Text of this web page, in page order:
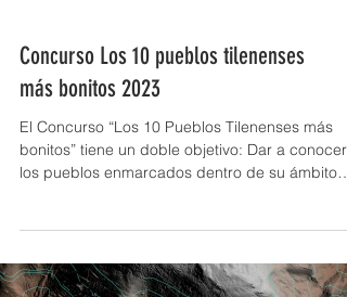
más bonitos 2023
El Concurso “Los 10 Pueblos Tilenenses más